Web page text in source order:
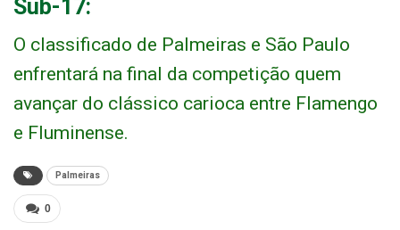
Sub-17:
O classificado de Palmeiras e São Paulo
enfrentará na final da competição quem
avançar do clássico carioca entre Flamengo
e Fluminense.
Palmeiras
0